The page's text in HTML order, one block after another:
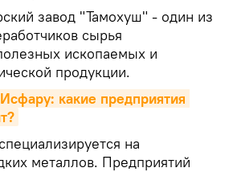
завод "Тамохуш" - один из
сырья
ископаемых и
продукции.
какие предприятия
на
металлов. Предприятий